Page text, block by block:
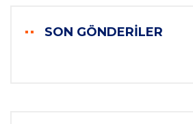
SON GÖNDERILER